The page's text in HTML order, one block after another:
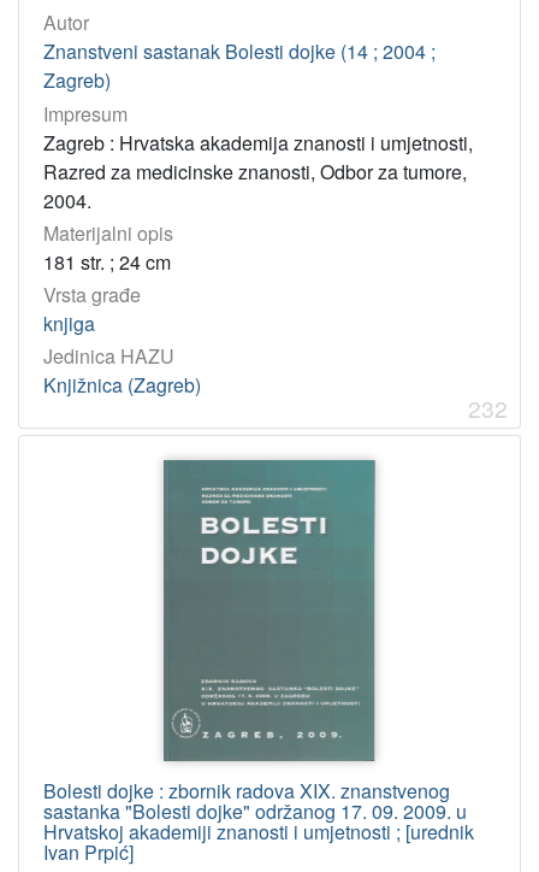
Autor
Znanstveni sastanak Bolesti dojke (14 ; 2004 ;
Zagreb)
Impresum
Zagreb : Hrvatska akademija znanosti i umjetnosti,
Razred za medicinske znanosti, Odbor za tumore,
2004.
Materijalni opis
181 str. ; 24 cm
Vrsta građe
knjiga
Jedinica HAZU
Knjižnica (Zagreb)
232
Bolesti dojke : zbornik radova XIX. znanstvenog
sastanka "Bolesti dojke" održanog 17. 09. 2009. u
Hrvatskoj akademiji znanosti i umjetnosti ; [urednik
Ivan Prpić]